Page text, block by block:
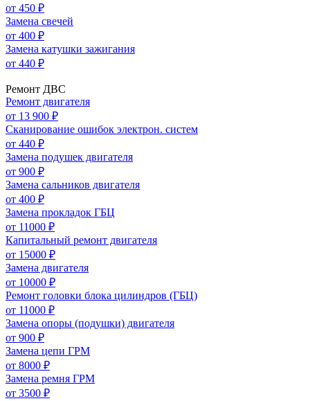
от 450 ₽
Замена свечей
от 400 ₽
Замена катушки зажигания
от 440 ₽
Ремонт ДВС
Ремонт двигателя
от 13 900 ₽
Сканирование ошибок электрон. систем
от 440 ₽
Замена подушек двигателя
от 900 ₽
Замена сальников двигателя
от 400 ₽
Замена прокладок ГБЦ
от 11000 ₽
Капитальный ремонт двигателя
от 15000 ₽
Замена двигателя
от 10000 ₽
Ремонт головки блока цилиндров (ГБЦ)
от 11000 ₽
Замена опоры (подушки) двигателя
от 900 ₽
Замена цепи ГРМ
от 8000 ₽
Замена ремня ГРМ
от 3500 ₽